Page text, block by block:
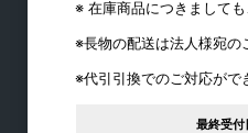
スライドレール
シリンダー錠・引き出し錠
※ 在庫商品につきまして
※長物の配送は法人様宛の
※代引引換でのご対応がで
最終受付